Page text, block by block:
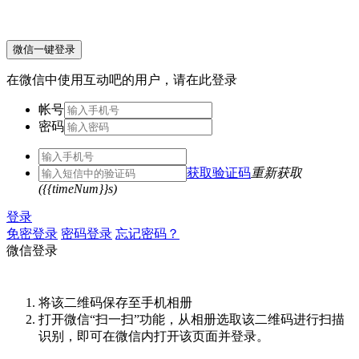
微信一键登录
在微信中使用互动吧的用户，请在此登录
帐号
密码
获取验证码重新获取
({{timeNum}}s)
登录
免密登录 密码登录 忘记密码？
微信登录
将该二维码保存至手机相册
打开微信“扫一扫”功能，从相册选取该二维码进行扫描
识别，即可在微信内打开该页面并登录。